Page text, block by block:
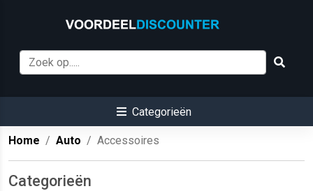
Categorieën
Home Auto Accessoires
Categorieën